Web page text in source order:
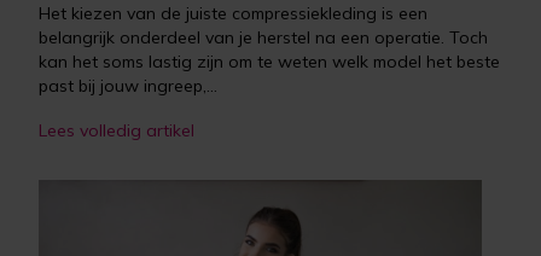
Het kiezen van de juiste compressiekleding is een
belangrijk onderdeel van je herstel na een operatie. Toch
kan het soms lastig zijn om te weten welk model het beste
past bij jouw ingreep,...
Lees volledig artikel